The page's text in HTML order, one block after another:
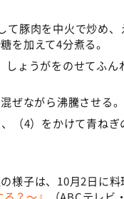
て豚肉を中火で炒め
を加えて4分煮る。
しょうがをのせてふ
ぜながら沸騰させる。
（4）をかけて青ね
様子は、10月2日に料